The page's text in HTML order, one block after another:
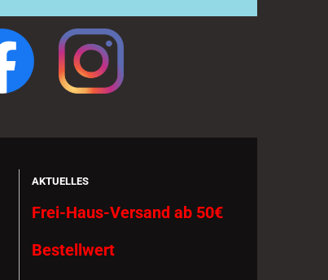
AKTUELLES
Frei-Haus-Versand ab 50€
Bestellwert